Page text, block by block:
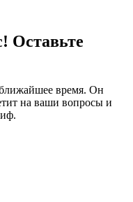
Оставьте
время. Он
на ваши вопросы и